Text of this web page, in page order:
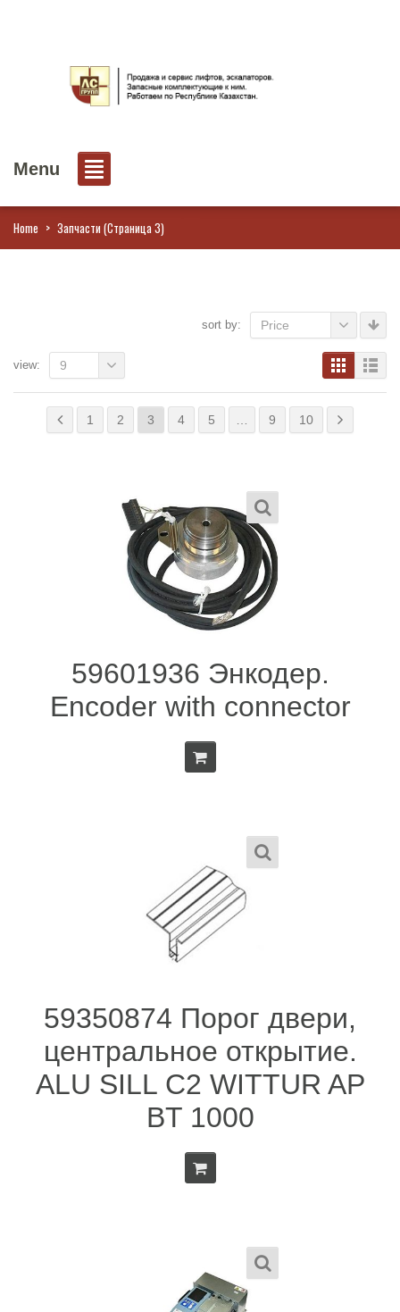
Menu
Home > Запчасти (Страница 3)
sort by: Price
1 2 3 4 5 9 10
view: 9
59601936 Энкодер.
Encoder with connector
59350874 Порог двери,
центральное открытие.
ALU SILL C2 WITTUR AP
BT 1000